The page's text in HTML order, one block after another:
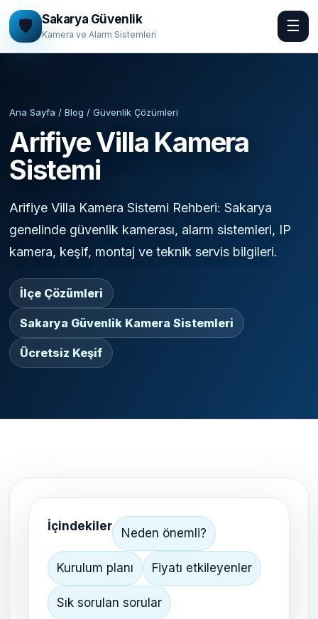
🛡️ Sakarya Güvenlik
Kamera ve Alarm Sistemleri ☰
Ana Sayfa / Blog / Güvenlik Çözümleri
Arifiye Villa Kamera
Sistemi
Arifiye Villa Kamera Sistemi Rehberi: Sakarya
genelinde güvenlik kamerası, alarm sistemleri, IP
kamera, keşif, montaj ve teknik servis bilgileri.
İlçe Çözümleri
Sakarya Güvenlik Kamera Sistemleri
Ücretsiz Keşif
İçindekiler Neden önemli?
Kurulum planı Fiyatı etkileyenler
Sık sorulan sorular